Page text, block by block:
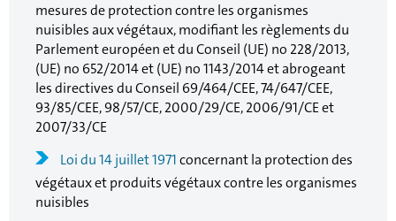
mesures de protection contre les organismes
nuisibles aux végétaux, modifiant les règlements du
Parlement européen et du Conseil (UE) no 228/2013,
(UE) no 652/2014 et (UE) no 1143/2014 et abrogeant
les directives du Conseil 69/464/CEE, 74/647/CEE,
93/85/CEE, 98/57/CE, 2000/29/CE, 2006/91/CE et
2007/33/CE
Loi du 14 juillet 1971concernant la protection des
végétaux et produits végétaux contre les organismes
nuisibles